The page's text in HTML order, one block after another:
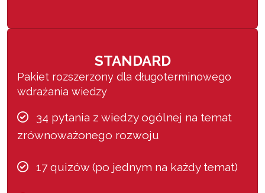
STANDARD
Pakiet rozszerzony dla długoterminowego
wdrażania wiedzy
34 pytania z wiedzy ogólnej na temat
zrównoważonego rozwoju
17 quizów (po jednym na każdy temat)